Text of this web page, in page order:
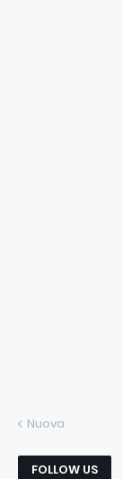
Nuova
FOLLOW US